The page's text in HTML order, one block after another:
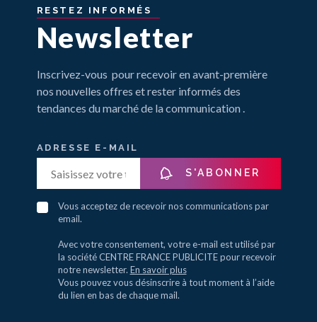
RESTEZ INFORMÉS
Newsletter
Inscrivez-vous pour recevoir en avant-première
nos nouvelles offres et rester informés des
tendances du marché de la communication .
ADRESSE E-MAIL
S'ABONNER
Vous acceptez de recevoir nos communications par
email.
Avec votre consentement, votre e-mail est utilisé par
la société CENTRE FRANCE PUBLICITE pour recevoir
notre newsletter. En savoir plus
Vous pouvez vous désinscrire à tout moment à l’aide
du lien en bas de chaque mail.